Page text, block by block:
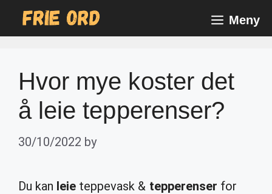
Meny
Hvor mye koster det
å leie tepperenser?
30/10/2022 by
Du kan leie teppevask & tepperenser for